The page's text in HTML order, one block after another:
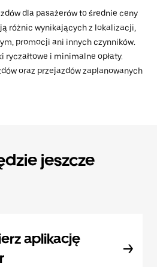
dla pasażerów to średnie ceny
różnic wynikających z lokalizacji,
promocji ani innych czynników.
ryczałtowe i minimalne opłaty.
oraz przejazdów zaplanowanych
jeszcze
aplikację